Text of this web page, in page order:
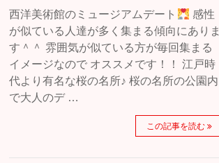
西洋美術館のミュージアムデート
感性
が似ている人達が多く集まる傾向にありま
す＾＾ 雰囲気が似ている方が毎回集まる
イメージなので オススメです！！ 江戸時
代より有名な桜の名所♪ 桜の名所の公園内
で大人のデ …
この記事を読む